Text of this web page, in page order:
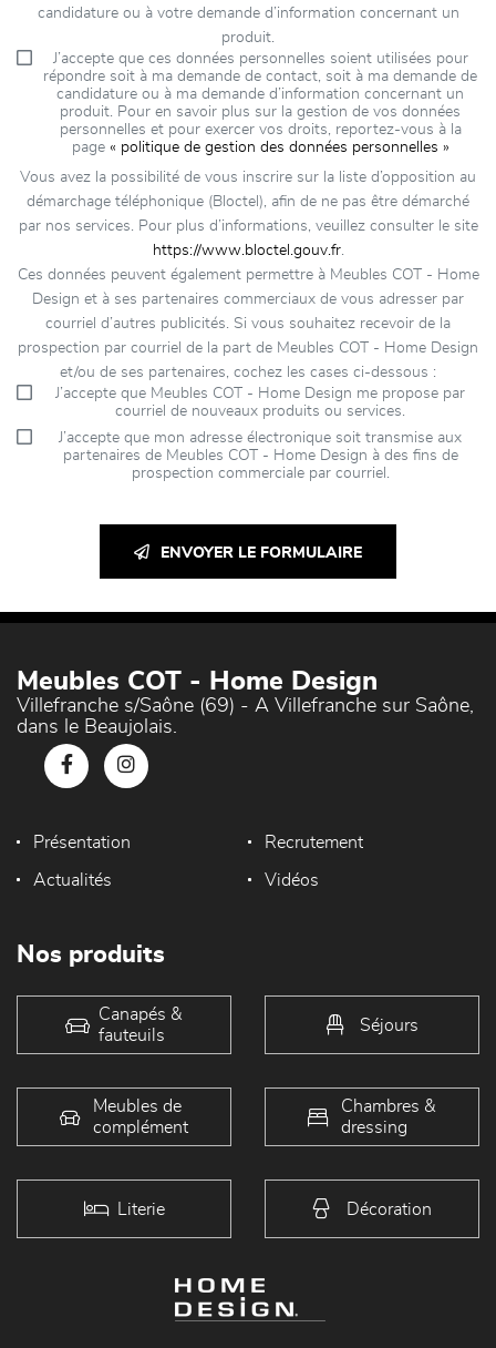
candidature ou à votre demande d’information concernant un
produit.
J’accepte que ces données personnelles soient utilisées pour
répondre soit à ma demande de contact, soit à ma demande de
candidature ou à ma demande d’information concernant un
produit. Pour en savoir plus sur la gestion de vos données
personnelles et pour exercer vos droits, reportez-vous à la
page « politique de gestion des données personnelles »
Vous avez la possibilité de vous inscrire sur la liste d’opposition au
démarchage téléphonique (Bloctel), afin de ne pas être démarché
par nos services. Pour plus d’informations, veuillez consulter le site
https://www.bloctel.gouv.fr.
Ces données peuvent également permettre à Meubles COT - Home
Design et à ses partenaires commerciaux de vous adresser par
courriel d’autres publicités. Si vous souhaitez recevoir de la
prospection par courriel de la part de Meubles COT - Home Design
et/ou de ses partenaires, cochez les cases ci-dessous :
J’accepte que Meubles COT - Home Design me propose par
courriel de nouveaux produits ou services.
J’accepte que mon adresse électronique soit transmise aux
partenaires de Meubles COT - Home Design à des fins de
prospection commerciale par courriel.
ENVOYER LE FORMULAIRE
Meubles COT - Home Design
Villefranche s/Saône (69) - A Villefranche sur Saône,
dans le Beaujolais.
Présentation Recrutement
Actualités Vidéos
Nos produits
Canapés &
fauteuils
Séjours
Meubles de
complément
Chambres &
dressing
Literie Décoration